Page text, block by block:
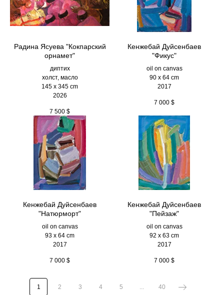
Радина Ясуева "Кокпарский
орнамет"
диптих
холст, масло
145 х 345 cm
2026
7 500 $
Кенжебай Дуйсенбаев
"Фикус"
oil on canvas
90 x 64 cm
2017
7 000 $
Кенжебай Дуйсенбаев
"Натюрморт"
oil on canvas
93 x 64 cm
2017
7 000 $
Кенжебай Дуйсенбаев
"Пейзаж"
oil on canvas
92 x 63 cm
2017
7 000 $
1 2 3 4 5 ... 40